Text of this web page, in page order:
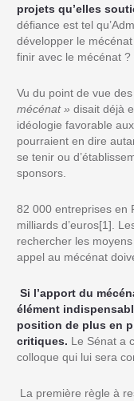
projets qu’elles
défiance est tel
développer le
finir avec le mécénat ?
Vu du point de vue
mécénat » disait déjà
idéologie favorable
pourraient en dire
se tenir ou
sponsors.
82 000 entreprises en
milliards d’euros[1] .
rechercher les
appel au mécénat
Si l’apport du
élément
position de plus en
critiques. Le Sénat a
colloque qui lui sera
La première règle à